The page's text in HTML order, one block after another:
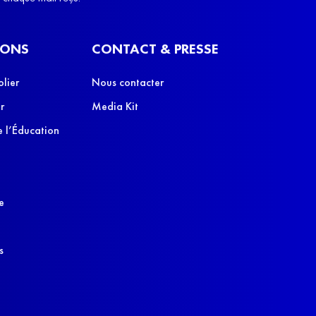
l’Éducation
CONTACT & PRESSE
Nous contacter
Media Kit